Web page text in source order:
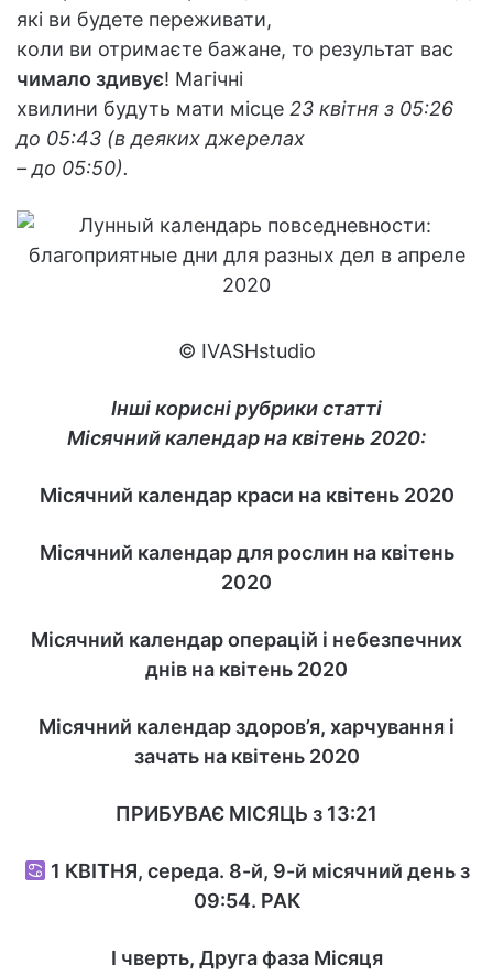
які ви будете переживати,
коли ви отримаєте бажане, то результат вас
чимало здивує! Магічні
хвилини будуть мати місце 23 квітня з 05:26
до 05:43 (в деяких джерелах
– до 05:50).
© IVASHstudio
Інші корисні рубрики статті
Місячний календар на квітень 2020:
Місячний календар краси на квітень 2020
Місячний календар для рослин на квітень
2020
Місячний календар операцій і небезпечних
днів на квітень 2020
Місячний календар здоров’я, харчування і
зачать на квітень 2020
ПРИБУВАЄ МІСЯЦЬ з 13:21
1 КВІТНЯ, середа. 8-й, 9-й місячний день з
09:54. РАК
I чверть, Друга фаза Місяця